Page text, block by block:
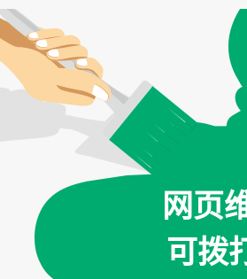
网页
可拨